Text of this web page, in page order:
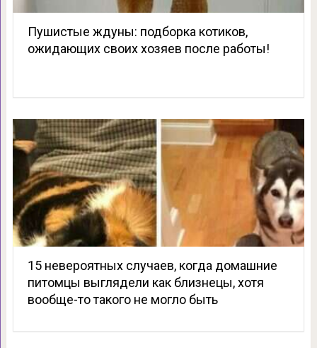
Пушистые ждуны: подборка котиков,
ожидающих своих хозяев после работы!
15 невероятных случаев, когда домашние
питомцы выглядели как близнецы, хотя
вообще-то такого не могло быть